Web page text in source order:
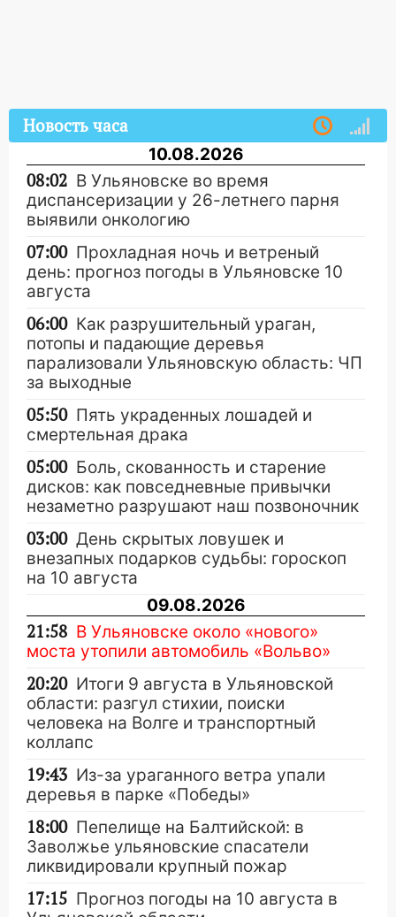
Новость часа
10.08.2026
08:02 В Ульяновске во время
диспансеризации у 26-летнего парня
выявили онкологию
07:00 Прохладная ночь и ветреный
день: прогноз погоды в Ульяновске 10
августа
06:00 Как разрушительный ураган,
потопы и падающие деревья
парализовали Ульяновскую область: ЧП
за выходные
05:50 Пять украденных лошадей и
смертельная драка
05:00 Боль, скованность и старение
дисков: как повседневные привычки
незаметно разрушают наш позвоночник
03:00 День скрытых ловушек и
внезапных подарков судьбы: гороскоп
на 10 августа
09.08.2026
21:58 В Ульяновске около «нового»
моста утопили автомобиль «Вольво»
20:20 Итоги 9 августа в Ульяновской
области: разгул стихии, поиски
человека на Волге и транспортный
коллапс
19:43 Из-за ураганного ветра упали
деревья в парке «Победы»
18:00 Пепелище на Балтийской: в
Заволжье ульяновские спасатели
ликвидировали крупный пожар
17:15 Прогноз погоды на 10 августа в